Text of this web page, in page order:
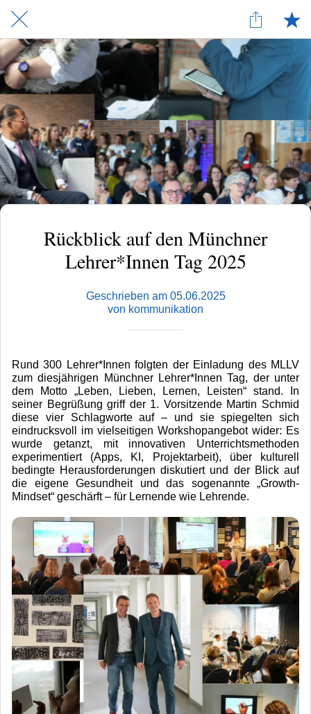
Rückblick auf den Münchner
Lehrer*Innen Tag 2025
Geschrieben am 05.06.2025
von kommunikation
Rund 300 Lehrer*Innen folgten der Einladung des MLLV
zum diesjährigen Münchner Lehrer*Innen Tag, der unter
dem Motto „Leben, Lieben, Lernen, Leisten“ stand. In
seiner Begrüßung griff der 1. Vorsitzende Martin Schmid
diese vier Schlagworte auf – und sie spiegelten sich
eindrucksvoll im vielseitigen Workshopangebot wider: Es
wurde getanzt, mit innovativen Unterrichtsmethoden
experimentiert (Apps, KI, Projektarbeit), über kulturell
bedingte Herausforderungen diskutiert und der Blick auf
die eigene Gesundheit und das sogenannte „Growth-
Mindset“ geschärft – für Lernende wie Lehrende.